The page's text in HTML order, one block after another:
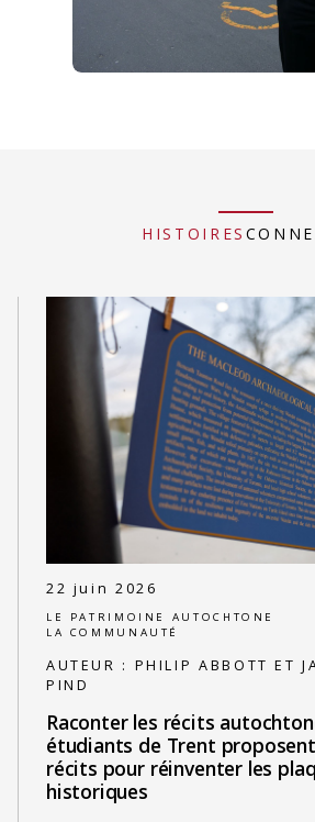
HISTOIRES
22 juin 2026
LE PATRIMOINE AUTOCHTONE
LA COMMUNAUTÉ
AUTEUR : PHILIP ABBOTT ET
PIND
Raconter les récits
étudiants de Trent
récits pour réinventer les
historiques